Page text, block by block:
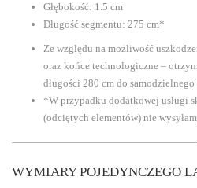
Głębokość: 1.5 cm
Długość segmentu: 275 cm*
Ze względu na możliwość
oraz końce technologiczne –
długości 280 cm do
*W przypadku dodatkowej usługi
(odciętych elementów) nie
WYMIARY POJEDYNCZEGO